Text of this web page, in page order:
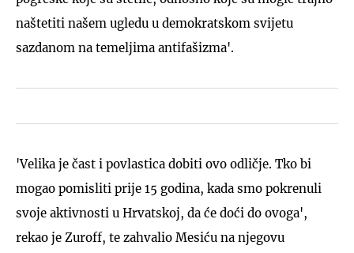
naštetiti našem ugledu u demokratskom svijetu
sazdanom na temeljima antifašizma'.
'Velika je čast i povlastica dobiti ovo odličje. Tko bi
mogao pomisliti prije 15 godina, kada smo pokrenuli
svoje aktivnosti u Hrvatskoj, da će doći do ovoga',
rekao je Zuroff, te zahvalio Mesiću na njegovu